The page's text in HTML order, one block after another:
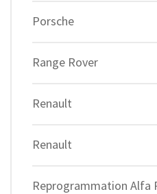
Porsche
Range Rover
Renault
Renault
Reprogrammation Alfa